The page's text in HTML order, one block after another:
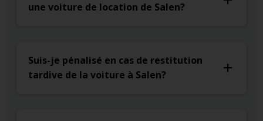
une voiture de location de Salen?
Suis-je pénalisé en cas de restitution
tardive de la voiture à Salen?